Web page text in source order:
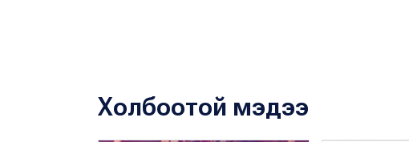
Холбоотой мэдээ